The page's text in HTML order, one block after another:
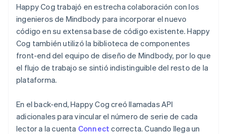
Happy Cog trabajó en estrecha colaboración con los
ingenieros de Mindbody para incorporar el nuevo
código en su extensa base de código existente. Happy
Cog también utilizó la biblioteca de componentes
front-end del equipo de diseño de Mindbody, por lo que
el flujo de trabajo se sintió indistinguible del resto de la
plataforma.
En el back-end, Happy Cog creó llamadas API
adicionales para vincular el número de serie de cada
lector a la cuenta Connect correcta. Cuando llega un